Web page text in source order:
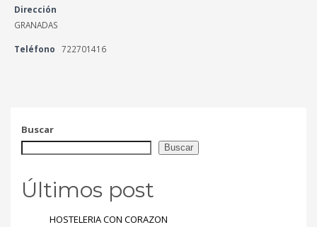
Dirección
GRANADAS
Teléfono 722701416
Buscar
Buscar
Últimos post
HOSTELERIA CON CORAZON